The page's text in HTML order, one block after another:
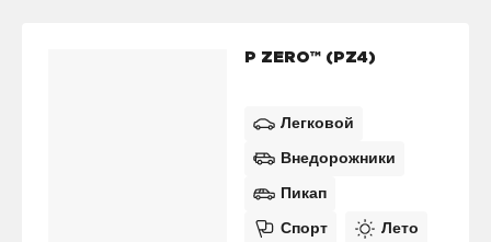
P ZERO™ (PZ4)
Легковой
Внедорожники
Пикап
Спорт Лето